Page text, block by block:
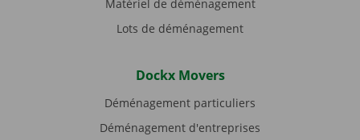
Matériel de déménagement
Lots de déménagement
Dockx Movers
Déménagement particuliers
Déménagement d'entreprises